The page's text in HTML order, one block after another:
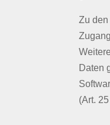
Zu
Daten
(Art.